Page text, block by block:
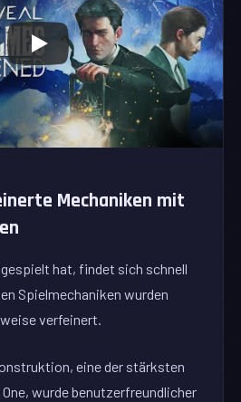
Mechaniken mit
hat, findet sich schnell
Spielmechaniken wurden
verfeinert.
eine der stärksten
wurde benutzerfreundlicher